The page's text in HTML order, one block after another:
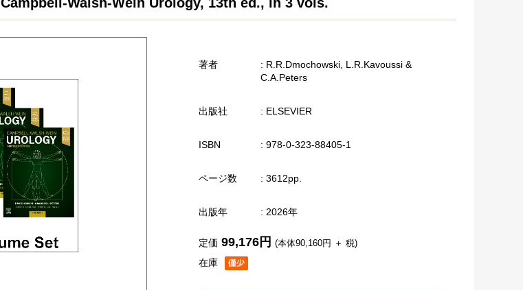
著者
: R.R.Dmochowski, L.R.Kavoussi &
C.A.Peters
出版社 : ELSEVIER
ISBN : 978-0-323-88405-1
ページ数 : 3612pp.
出版年 : 2026年
在庫
定価 99,176円 (本体90,160円 ＋ 税)